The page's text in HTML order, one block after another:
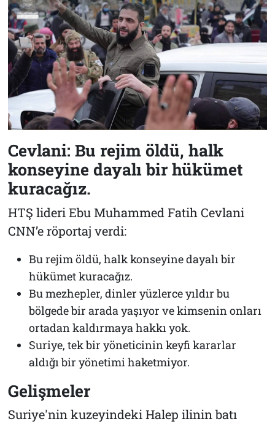
Cevlani: Bu rejim öldü, halk
konseyine dayalı bir hükümet
kuracağız.
HTŞ lideri Ebu Muhammed Fatih Cevlani
CNN’e röportaj verdi:
Bu rejim öldü, halk konseyine dayalı bir
hükümet kuracağız.
Bu mezhepler, dinler yüzlerce yıldır bu
bölgede bir arada yaşıyor ve kimsenin onları
ortadan kaldırmaya hakkı yok.
Suriye, tek bir yöneticinin keyfi kararlar
aldığı bir yönetimi haketmiyor.
Gelişmeler
Suriye'nin kuzeyindeki Halep ilinin batı